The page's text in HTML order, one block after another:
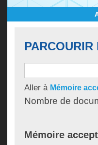
PARCOURIR
Aller à Mémoire
Nombre de
Mémoire